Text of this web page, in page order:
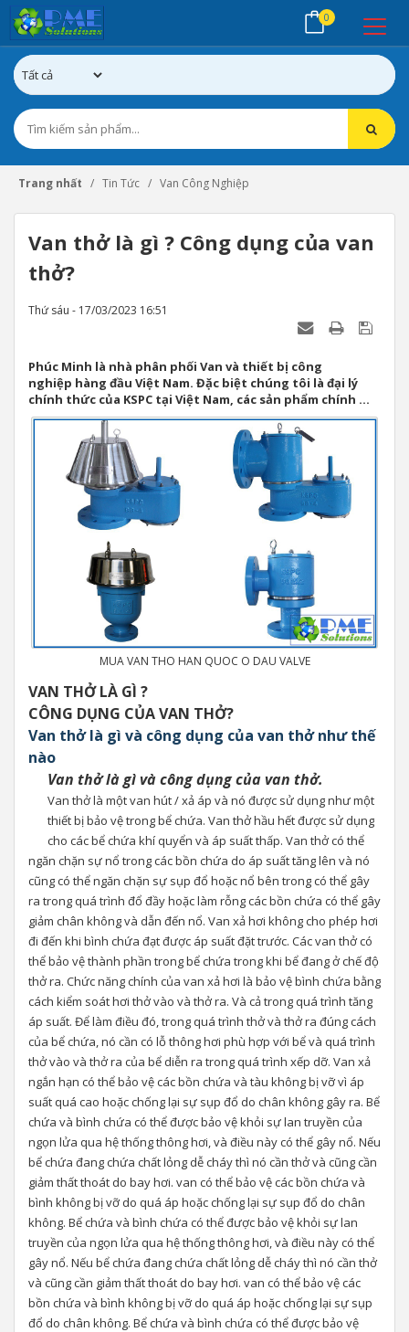
0
Trang nhất Tin Tức Van Công Nghiệp
Van thở là gì ? Công dụng của van
thở?
Thứ sáu - 17/03/2023 16:51
Phúc Minh là nhà phân phối Van và thiết bị công
nghiệp hàng đầu Việt Nam. Đặc biệt chúng tôi là đại lý
chính thức của KSPC tại Việt Nam, các sản phẩm chính ...
MUA VAN THO HAN QUOC O DAU VALVE
VAN THỞ LÀ GÌ ?
CÔNG DỤNG CỦA VAN THỞ?
Van thở là gì và công dụng của van thở như thế
nào
Van thở là gì và công dụng của van thở.
Van thở là một van hút / xả áp và nó được sử dụng như một
thiết bị bảo vệ trong bể chứa. Van thở hầu hết được sử dụng
cho các bể chứa khí quyển và áp suất thấp. Van thở có thể
ngăn chặn sự nổ trong các bồn chứa do áp suất tăng lên và nó
cũng có thể ngăn chặn sự sụp đổ hoặc nổ bên trong có thể gây
ra trong quá trình đổ đầy hoặc làm rỗng các bồn chứa có thể gây
giảm chân không và dẫn đến nổ. Van xả hơi không cho phép hơi
đi đến khi bình chứa đạt được áp suất đặt trước. Các van thở có
thể bảo vệ thành phần trong bể chứa trong khi bể đang ở chế độ
thở ra. Chức năng chính của van xả hơi là bảo vệ bình chứa bằng
cách kiểm soát hơi thở vào và thở ra. Và cả trong quá trình tăng
áp suất. Để làm điều đó, trong quá trình thở và thở ra đúng cách
của bể chứa, nó cần có lỗ thông hơi phù hợp với bể và quá trình
thở vào và thở ra của bể diễn ra trong quá trình xếp dỡ. Van xả
ngắn hạn có thể bảo vệ các bồn chứa và tàu không bị vỡ vì áp
suất quá cao hoặc chống lại sự sụp đổ do chân không gây ra. Bể
chứa và bình chứa có thể được bảo vệ khỏi sự lan truyền của
ngọn lửa qua hệ thống thông hơi, và điều này có thể gây nổ. Nếu
bể chứa đang chứa chất lỏng dễ cháy thì nó cần thở và cũng cần
giảm thất thoát do bay hơi. van có thể bảo vệ các bồn chứa và
bình không bị vỡ do quá áp hoặc chống lại sự sụp đổ do chân
không. Bể chứa và bình chứa có thể được bảo vệ khỏi sự lan
truyền của ngọn lửa qua hệ thống thông hơi, và điều này có thể
gây nổ. Nếu bể chứa đang chứa chất lỏng dễ cháy thì nó cần thở
và cũng cần giảm thất thoát do bay hơi. van có thể bảo vệ các
bồn chứa và bình không bị vỡ do quá áp hoặc chống lại sự sụp
đổ do chân không. Bể chứa và bình chứa có thể được bảo vệ